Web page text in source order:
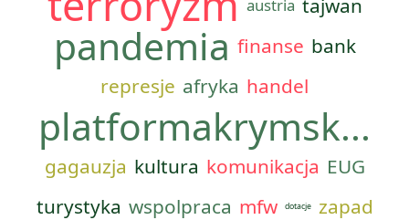
austria tajwan
pandemia finanse bank
represje afryka handel
platformakrymsk...
gagauzja kultura komunikacja EUG
turystyka wspolpraca mfw dotacje zapad